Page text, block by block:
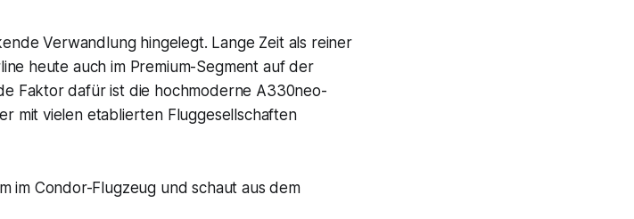
Verwandlung hingelegt. Lange Zeit als reiner
heute auch im Premium-Segment auf der
Faktor dafür ist die hochmoderne A330neo-
mit vielen etablierten Fluggesellschaften